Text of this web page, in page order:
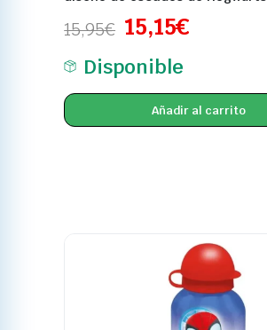
15,95€ 15,15€
Disponible
Añadir al carrito